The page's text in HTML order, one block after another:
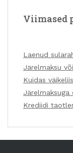
Viimased
Laenud
Järelmaksu
Kuidas
Järelmaksuga
Krediidi